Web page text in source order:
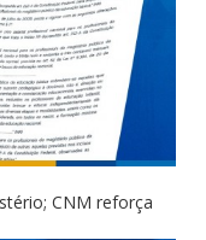
CNM reforça